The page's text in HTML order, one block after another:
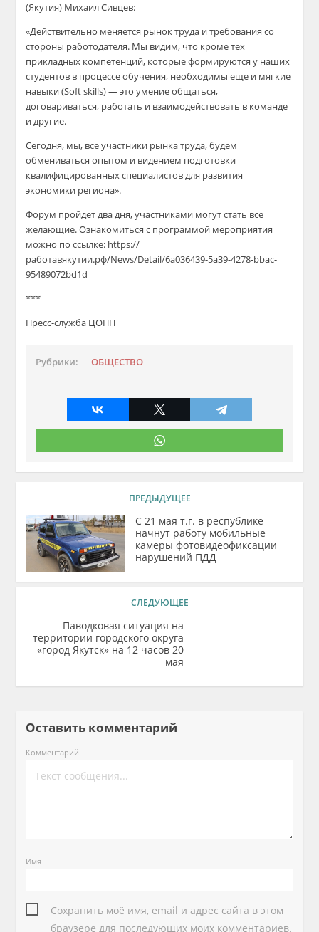
(Якутия) Михаил Сивцев:
«Действительно меняется рынок труда и требования со
стороны работодателя. Мы видим, что кроме тех
прикладных компетенций, которые формируются у наших
студентов в процессе обучения, необходимы еще и мягкие
навыки (Soft skills) — это умение общаться,
договариваться, работать и взаимодействовать в команде
и другие.
Сегодня, мы, все участники рынка труда, будем
обмениваться опытом и видением подготовки
квалифицированных специалистов для развития
экономики региона».
Форум пройдет два дня, участниками могут стать все
желающие. Ознакомиться с программой мероприятия
можно по ссылке: https://
работавякутии.рф/News/Detail/6a036439-5a39-4278-bbac-
95489072bd1d
***
Пресс-служба ЦОПП
Рубрики: ОБЩЕСТВО
ПРЕДЫДУЩЕЕ
C 21 мая т.г. в республике
начнут работу мобильные
камеры фотовидеофиксации
нарушений ПДД
СЛЕДУЮЩЕЕ
Паводковая ситуация на
территории городского округа
«город Якутск» на 12 часов 20
мая
Оставить комментарий
Комментарий
Имя
Сохранить моё имя, email и адрес сайта в этом
браузере для последующих моих комментариев.